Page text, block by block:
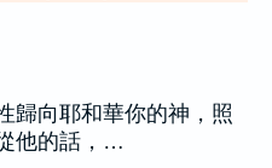
歸向耶和華你的神，照
他的話，…